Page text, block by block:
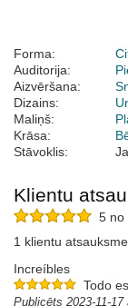
Forma:
Auditorija:
Aizvēršana:
Dizains:
Maliņš:
Krāsa:
Stāvoklis:
Klientu
5 no
1 klientu
Increíbles
Todo
Publicēts 2023-11-17